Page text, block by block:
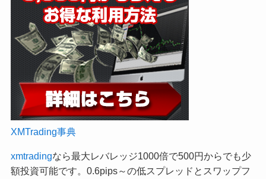
XMTrading事典
xmtradingなら最大レバレッジ1000倍で500円からでも少
額投資可能です。0.6pips～の低スプレッドとスワップフ